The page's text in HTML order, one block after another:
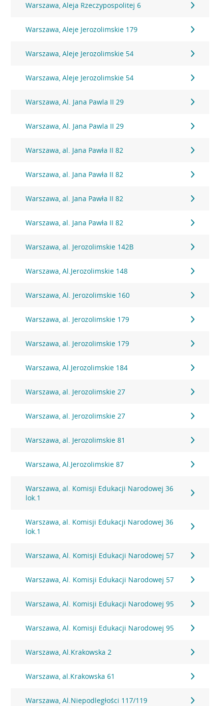
Warszawa, Aleja Rzeczypospolitej 6
Warszawa, Aleje Jerozolimskie 179
Warszawa, Aleje Jerozolimskie 54
Warszawa, Aleje Jerozolimskie 54
Warszawa, Al. Jana Pawla II 29
Warszawa, Al. Jana Pawla II 29
Warszawa, al. Jana Pawła II 82
Warszawa, al. Jana Pawła II 82
Warszawa, al. Jana Pawła II 82
Warszawa, al. Jana Pawła II 82
Warszawa, al. Jerozolimskie 142B
Warszawa, Al.Jerozolimskie 148
Warszawa, Al. Jerozolimskie 160
Warszawa, al. Jerozolimskie 179
Warszawa, al. Jerozolimskie 179
Warszawa, Al.Jerozolimskie 184
Warszawa, al. Jerozolimskie 27
Warszawa, al. Jerozolimskie 27
Warszawa, al. Jerozolimskie 81
Warszawa, Al.Jerozolimskie 87
Warszawa, al. Komisji Edukacji Narodowej 36
lok.1
Warszawa, al. Komisji Edukacji Narodowej 36
lok.1
Warszawa, Al. Komisji Edukacji Narodowej 57
Warszawa, Al. Komisji Edukacji Narodowej 57
Warszawa, Al. Komisji Edukacji Narodowej 95
Warszawa, Al. Komisji Edukacji Narodowej 95
Warszawa, Al.Krakowska 2
Warszawa, al.Krakowska 61
Warszawa, Al.Niepodległości 117/119